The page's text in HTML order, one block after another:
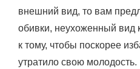
внешний вид, то вам
обивки, неухоженный вид
к тому, чтобы поскорее
утратило свою молодость.